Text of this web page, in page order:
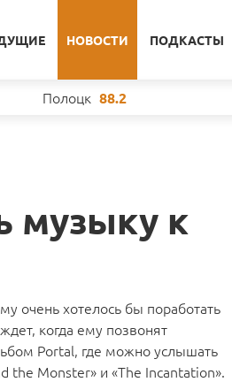
НОВОСТИ ПОДКАСТЫ
Полоцк 88.2
музыку к
очень хотелось бы поработать
когда ему позвонят
Portal, где можно услышать
the Monster» и «The Incantation».